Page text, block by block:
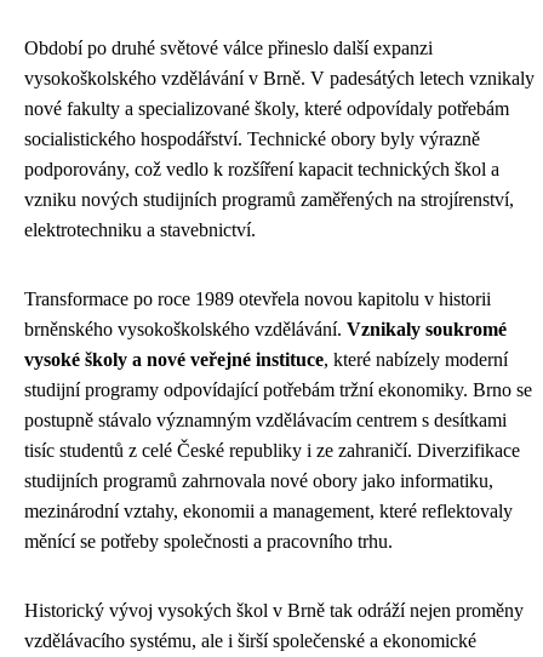
Období po druhé světové válce přineslo další expanzi
vysokoškolského vzdělávání v Brně. V padesátých letech vznikaly
nové fakulty a specializované školy, které odpovídaly potřebám
socialistického hospodářství. Technické obory byly výrazně
podporovány, což vedlo k rozšíření kapacit technických škol a
vzniku nových studijních programů zaměřených na strojírenství,
elektrotechniku a stavebnictví.
Transformace po roce 1989 otevřela novou kapitolu v historii
brněnského vysokoškolského vzdělávání. Vznikaly soukromé
vysoké školy a nové veřejné instituce, které nabízely moderní
studijní programy odpovídající potřebám tržní ekonomiky. Brno se
postupně stávalo významným vzdělávacím centrem s desítkami
tisíc studentů z celé České republiky i ze zahraničí. Diverzifikace
studijních programů zahrnovala nové obory jako informatiku,
mezinárodní vztahy, ekonomii a management, které reflektovaly
měnící se potřeby společnosti a pracovního trhu.
Historický vývoj vysokých škol v Brně tak odráží nejen proměny
vzdělávacího systému, ale i širší společenské a ekonomické